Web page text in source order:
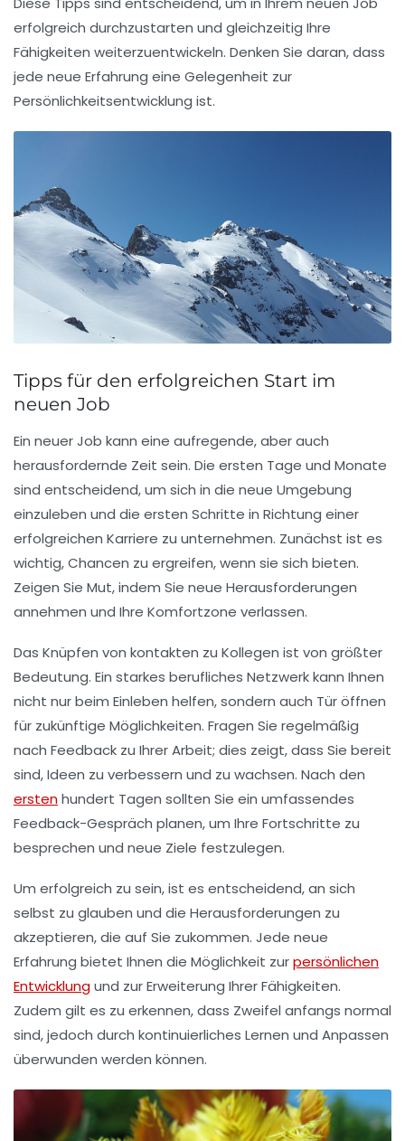
erfolgreich durchzustarten und gleichzeitig Ihre
Fähigkeiten weiterzuentwickeln. Denken Sie daran, dass
jede neue Erfahrung eine Gelegenheit zur
Persönlichkeitsentwicklung ist.
Tipps für den erfolgreichen Start im
neuen Job
Ein neuer Job kann eine aufregende, aber auch
herausfordernde Zeit sein. Die ersten Tage und Monate
sind entscheidend, um sich in die neue Umgebung
einzuleben und die ersten Schritte in Richtung einer
erfolgreichen Karriere zu unternehmen. Zunächst ist es
wichtig,Chancen zu ergreifen, wenn sie sich bieten.
Zeigen Sie Mut, indem Sie neue Herausforderungen
annehmen und Ihre Komfortzone verlassen.
Das Knüpfen von kontakten zu Kollegen ist von größter
Bedeutung. Ein starkes berufliches Netzwerkkann Ihnen
nicht nur beim Einleben helfen, sondern auch Tür öffnen
für zukünftige Möglichkeiten. Fragen Sie regelmäßig
nach Feedback zu Ihrer Arbeit; dies zeigt, dass Sie bereit
sind, Ideen zu verbessern und zu wachsen. Nach den
erstenhundert Tagen sollten Sie ein umfassendes
Feedback-Gespräch planen, um Ihre Fortschritte zu
besprechen und neue Ziele festzulegen.
Um erfolgreich zu sein, ist es entscheidend, an sich
selbst zu glauben und die Herausforderungen zu
akzeptieren, die auf Sie zukommen. Jede neue
Erfahrung bietet Ihnen die Möglichkeit zurpersönlichen
Entwicklungund zur Erweiterung IhrerFähigkeiten.
Zudem gilt es zu erkennen, dass Zweifel anfangs normal
sind, jedoch durch kontinuierliches Lernen und Anpassen
überwunden werden können.